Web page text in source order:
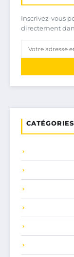
Inscrivez-vous
directement
CATÉGORIES